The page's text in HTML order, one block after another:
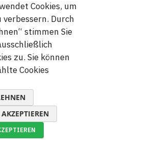
Zahlungen
2026 Megamix s.r.o.
Cookies, um
Durch
stimmen Sie
zu. Sie können
Cookies